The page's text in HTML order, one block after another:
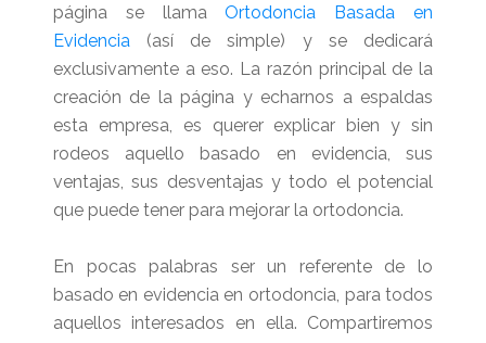
página se llamaOrtodoncia Basada en
Evidencia (así de simple) y se dedicará
exclusivamente a eso. La razón principal de la
creación de la página y echarnos a espaldas
esta empresa, es querer explicar bien y sin
rodeos aquello basado en evidencia, sus
ventajas, sus desventajas y todo el potencial
que puede tener para mejorar la ortodoncia.
En pocas palabras ser un referente de lo
basado en evidencia en ortodoncia, para todos
aquellos interesados en ella. Compartiremos